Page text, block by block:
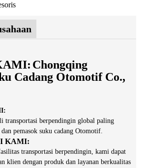
Chongqing
Cadang Otomotif Co.,
transportasi berpendingin global paling
pemasok suku cadang Otomotif.
KAMI:
transportasi berpendingin, kami dapat
klien dengan produk dan layanan berkualitas